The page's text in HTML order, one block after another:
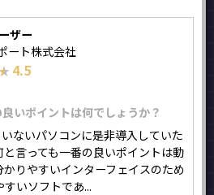
ザー
ート株式会社
4.5
いポイントは何でしょうか？
ないパソコンに是非導入していた
言っても一番の良いポイントは動
りやすいインターフェイスのため
いソフトであ...